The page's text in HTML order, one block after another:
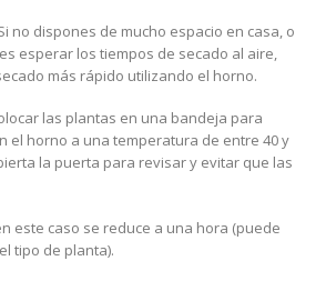
no dispones de mucho espacio en casa, o
esperar los tiempos de secado al aire,
más rápido utilizando el horno.
las plantas en una bandeja para
el horno a una temperatura de entre 40 y
la puerta para revisar y evitar que las
este caso se reduce a una hora (puede
tipo de planta).